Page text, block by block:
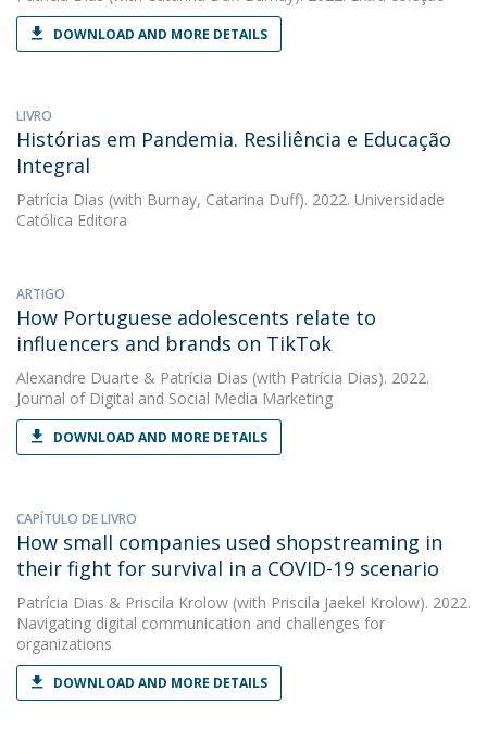
DOWNLOAD AND MORE DETAILS
LIVRO
Histórias em Pandemia. Resiliência e Educação
Integral
Patrícia Dias (with Burnay, Catarina Duff). 2022. Universidade
Católica Editora
ARTIGO
How Portuguese adolescents relate to
influencers and brands on TikTok
Alexandre Duarte & Patrícia Dias (with Patrícia Dias). 2022.
Journal of Digital and Social Media Marketing
DOWNLOAD AND MORE DETAILS
CAPÍTULO DE LIVRO
How small companies used shopstreaming in
their fight for survival in a COVID-19 scenario
Patrícia Dias & Priscila Krolow (with Priscila Jaekel Krolow). 2022.
Navigating digital communication and challenges for
organizations
DOWNLOAD AND MORE DETAILS